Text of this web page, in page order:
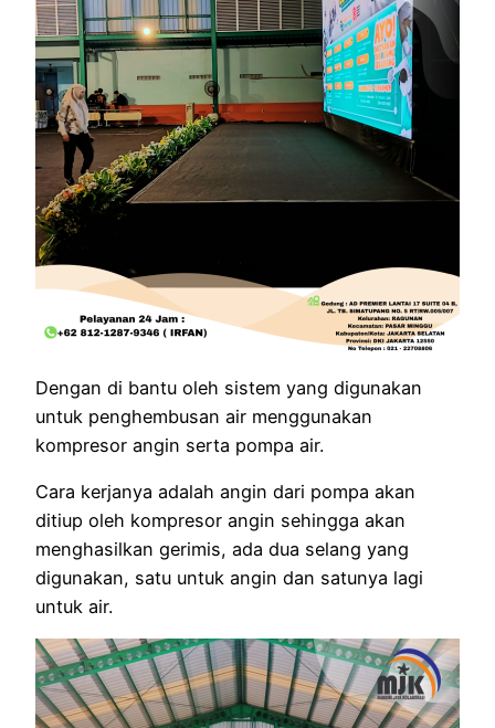
Dengan di bantu oleh sistem yang digunakan
untuk penghembusan air menggunakan
kompresor angin serta pompa air.
Cara kerjanya adalah angin dari pompa akan
ditiup oleh kompresor angin sehingga akan
menghasilkan gerimis, ada dua selang yang
digunakan, satu untuk angin dan satunya lagi
untuk air.